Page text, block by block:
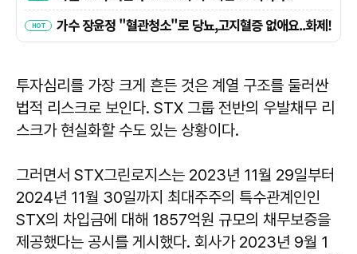
투자심리를 가장 크게 흔든 것은 계열 구조를 둘러싼
법적 리스크로 보인다. STX 그룹 전반의 우발채무 리
스크가 현실화할 수도 있는 상황이다.
그러면서 STX그린로지스는 2023년 11월 29일부터
2024년 11월 30일까지 최대주주의 특수관계인인
STX의 차입금에 대해 1857억원 규모의 채무보증을
제공했다는 공시를 게시했다. 회사가 2023년 9월 1